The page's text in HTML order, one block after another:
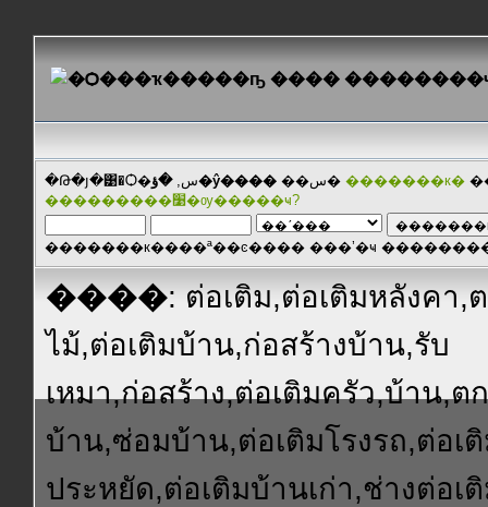
�Թ�յ�͹�Ѻ�س,�ؤ�ŷ���� ��س� �������к�
���������׹�ѹ�����ҹ?
�������к����ª��ͼ���� ���ʼ�ҹ
����: ต่อเติม,ต่อเติมหลังคา,
ไม้,ต่อเติมบ้าน,ก่อสร้างบ้าน,รับ
เหมา,ก่อสร้าง,ต่อเติมครัว,บ้าน,ต
บ้าน,ซ่อมบ้าน,ต่อเติมโรงรถ,ต่อเ
ประหยัด,ต่อเติมบ้านเก่า,ช่างต่อเ